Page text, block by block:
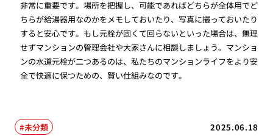
非常に重要です。場所を把握し、可能であればどちらが全体用でど
ちらが給湯器用なのかをメモしておいたり、写真に撮っておいたり
すると安心です。もし元栓が固くて回らないといった場合は、無理
せずマンションの管理会社や大家さんに相談しましょう。マンショ
ンの水道元栓が二つあるのは、私たちのマンションライフをより安
全で快適に保つための、賢い仕組みなのです。
2025.06.18
未分類